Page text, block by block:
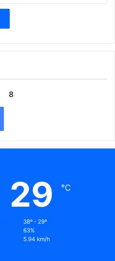
8
29 ℃
38º - 29º
63%
5.94 km/h